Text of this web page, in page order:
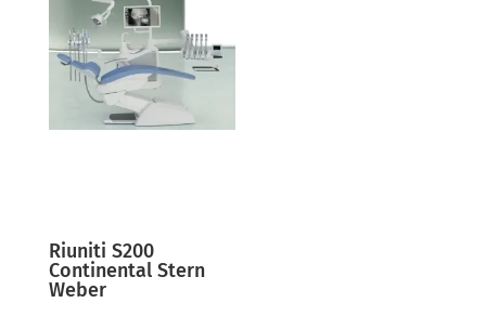
Riuniti S200
Continental Stern
Weber